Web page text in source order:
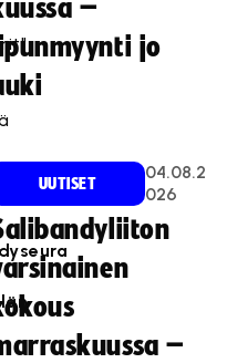
–
jo
UUTISET
04.08.2
026
–